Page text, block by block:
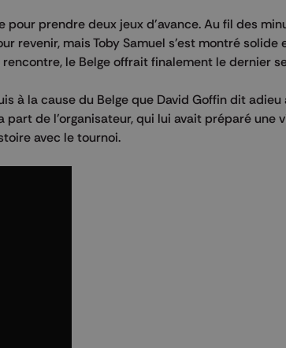
prendre deux jeux d'avance. Au fil des
revenir, mais Toby Samuel s'est montré solide
le Belge offrait finalement le dernier
à la cause du Belge que David Goffin dit adieu
de l'organisateur, qui lui avait préparé une
avec le tournoi.